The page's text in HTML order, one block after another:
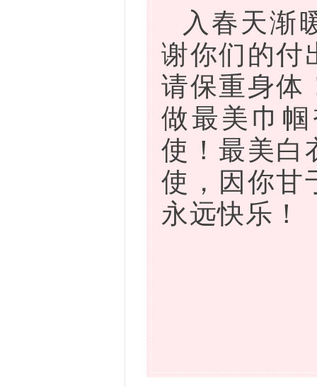
入春天渐
谢你们的付
请保重身体
做最美巾
使！最美白
使，因你甘
永远快乐！